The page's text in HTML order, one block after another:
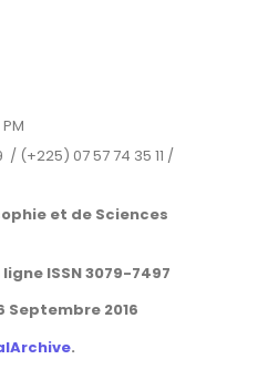
/ (+225) 07 57 74 35 11 /
et de Sciences
ligne ISSN 3079-7497
Septembre 2016
.